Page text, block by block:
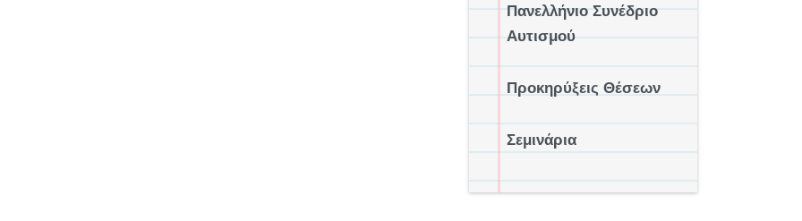
Πανελλήνιο Συνέδριο
Αυτισμού
Προκηρύξεις Θέσεων
Σεμινάρια